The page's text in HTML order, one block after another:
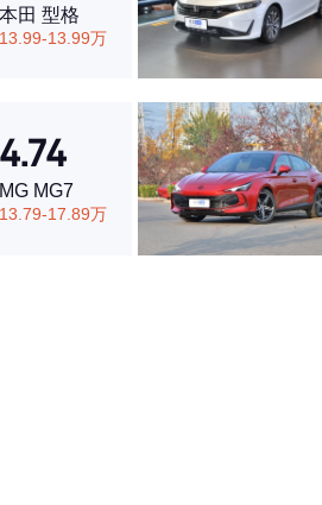
本田 型格
13.99-13.99万
4.74
MG MG7
13.79-17.89万